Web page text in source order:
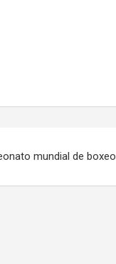
mundial de boxeo